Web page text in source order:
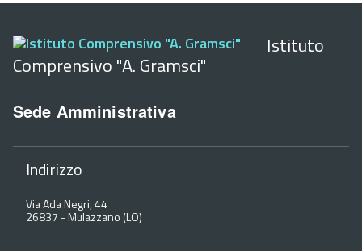
Istituto
Comprensivo "A. Gramsci"
Sede Amministrativa
Indirizzo
Via Ada Negri, 44
26837 -Mulazzano (LO)